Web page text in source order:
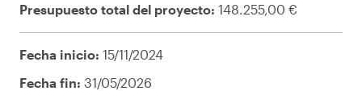
Presupuesto total del proyecto: 148.255,00 €
Fecha inicio: 15/11/2024
Fecha fin: 31/05/2026